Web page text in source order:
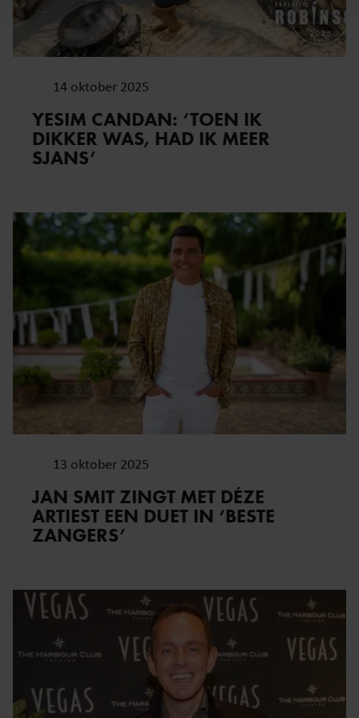
Deze partners kunnen deze gegevens combineren met
informatie die u aan ze heeft verstrekt of die ze hebben
op basis van uw gebruik van hun services. U gaat akkoord
14 oktober 2025
YESIM CANDAN: ‘TOEN IK
DIKKER WAS, HAD IK MEER
SJANS’
13 oktober 2025
JAN SMIT ZINGT MET DÉZE
ARTIEST EEN DUET IN ‘BESTE
ZANGERS’